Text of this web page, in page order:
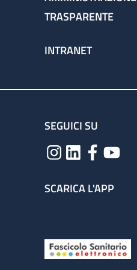
TRASPARENTE
INTRANET
SEGUICI SU
SCARICA L'APP